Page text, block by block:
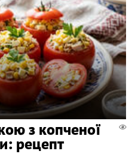
з копченої
рецепт